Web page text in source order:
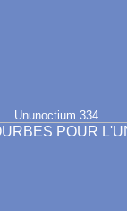
Ununoctium 334